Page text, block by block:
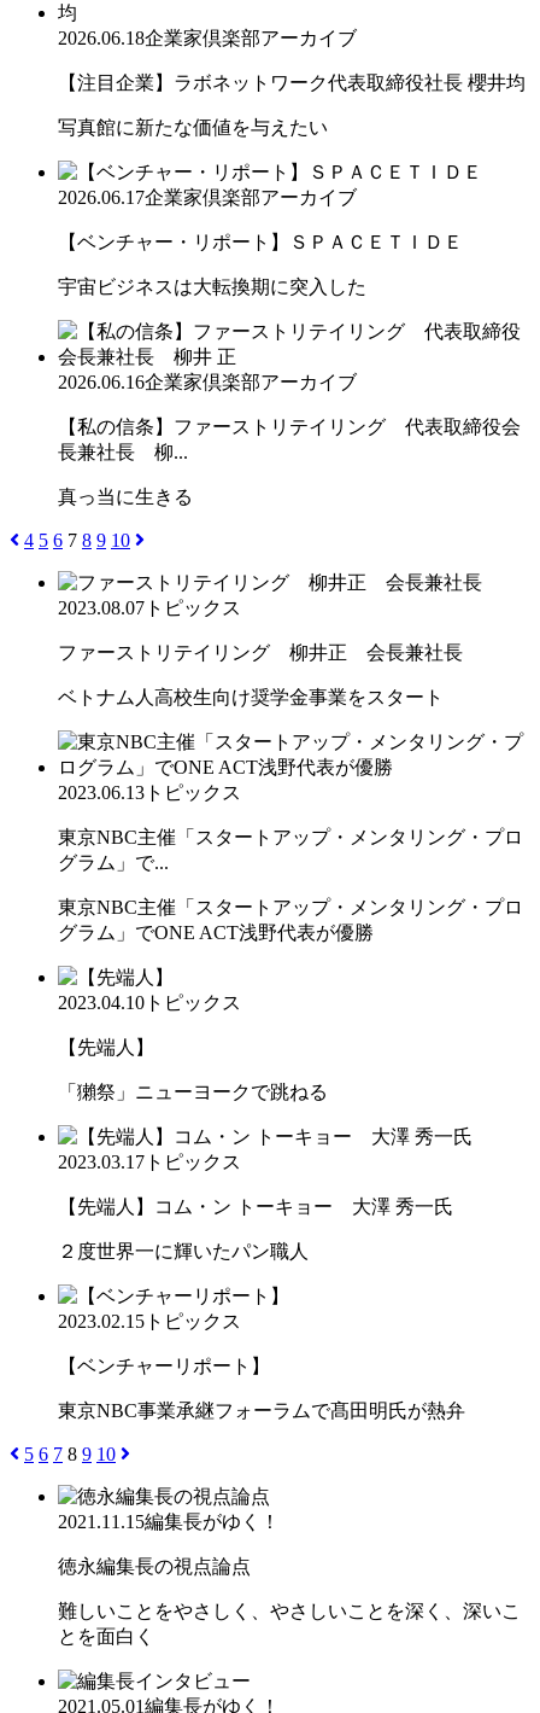
2026.06.18企業家倶楽部アーカイブ
【注目企業】ラボネットワーク代表取締役社長 櫻井均
写真館に新たな価値を与えたい
2026.06.17企業家倶楽部アーカイブ
【ベンチャー・リポート】ＳＰＡＣＥＴＩＤＥ
宇宙ビジネスは大転換期に突入した
2026.06.16企業家倶楽部アーカイブ
【私の信条】ファーストリテイリング 代表取締役会
長兼社長 柳...
真っ当に生きる
4 5 6 7 8 9 10
2023.08.07 トピックス
ファーストリテイリング 柳井正 会長兼社長
ベトナム人高校生向け奨学金事業をスタート
2023.06.13 トピックス
東京NBC主催「スタートアップ・メンタリング・プロ
グラム」で...
東京NBC主催「スタートアップ・メンタリング・プロ
グラム」でONE ACT浅野代表が優勝
2023.04.10 トピックス
【先端人】
「獺祭」ニューヨークで跳ねる
2023.03.17 トピックス
【先端人】コム・ン トーキョー 大澤 秀一氏
２度世界一に輝いたパン職人
2023.02.15 トピックス
【ベンチャーリポート】
東京NBC事業承継フォーラムで髙田明氏が熱弁
5 6 7 8 9 10
2021.11.15編集長がゆく！
徳永編集長の視点論点
難しいことをやさしく、やさしいことを深く、深いこ
とを面白く
2021.05.01編集長がゆく！